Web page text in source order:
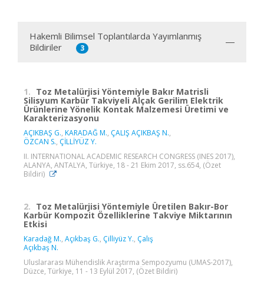
Hakemli Bilimsel Toplantılarda Yayımlanmış
Bildiriler
3
1. Toz Metalürjisi Yöntemiyle Bakır Matrisli
Silisyum Karbür Takviyeli Alçak Gerilim Elektrik
Ürünlerine Yönelik Kontak Malzemesi Üretimi ve
Karakterizasyonu
AÇIKBAŞ G., KARADAĞ M., ÇALIŞ AÇIKBAŞ N.,
ÖZCAN S., ÇİLLİYÜZ Y.
II. INTERNATIONAL ACADEMIC RESEARCH CONGRESS (INES 2017),
ALANYA, ANTALYA, Türkiye, 18 - 21 Ekim 2017, ss.654, (Özet
Bildiri)
2. Toz Metalürjisi Yöntemiyle Üretilen Bakır-Bor
Karbür Kompozit Özelliklerine Takviye Miktarının
Etkisi
Karadağ M., Açıkbaş G., Çilliyüz Y., Çalış
Açıkbaş N.
Uluslararası Mühendislik Araştırma Sempozyumu (UMAS-2017),
Düzce, Türkiye, 11 - 13 Eylül 2017, (Özet Bildiri)